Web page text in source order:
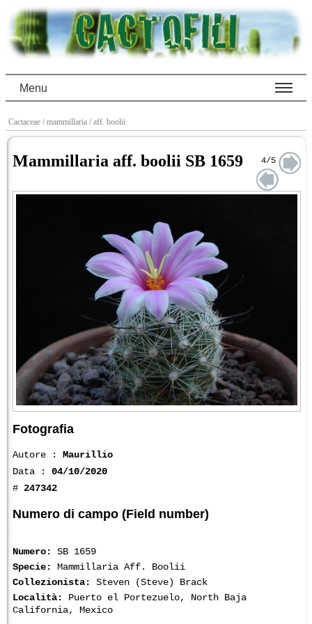
Menu
Cactaceae / mammillaria / aff. boolii
Mammillaria aff. boolii SB 1659 4/5
Fotografia
Autore : Maurillio
Data : 04/10/2020
# 247342
Numero di campo (Field number)
Numero:
SB 1659
Specie:
Mammillaria Aff. Boolii
Collezionista:
Steven (Steve) Brack
Località:
Puerto el Portezuelo, North Baja
California, Mexico